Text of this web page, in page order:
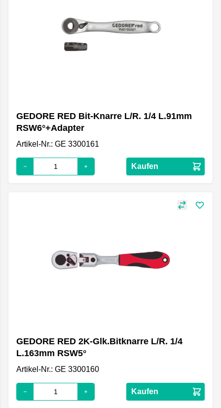
GEDORE RED Bit-Knarre L/R. 1/4 L.91mm
RSW6°+Adapter
Artikel-Nr.: GE 3300161
Kaufen
GEDORE RED 2K-Glk.Bitknarre L/R. 1/4
L.163mm RSW5°
Artikel-Nr.: GE 3300160
Kaufen